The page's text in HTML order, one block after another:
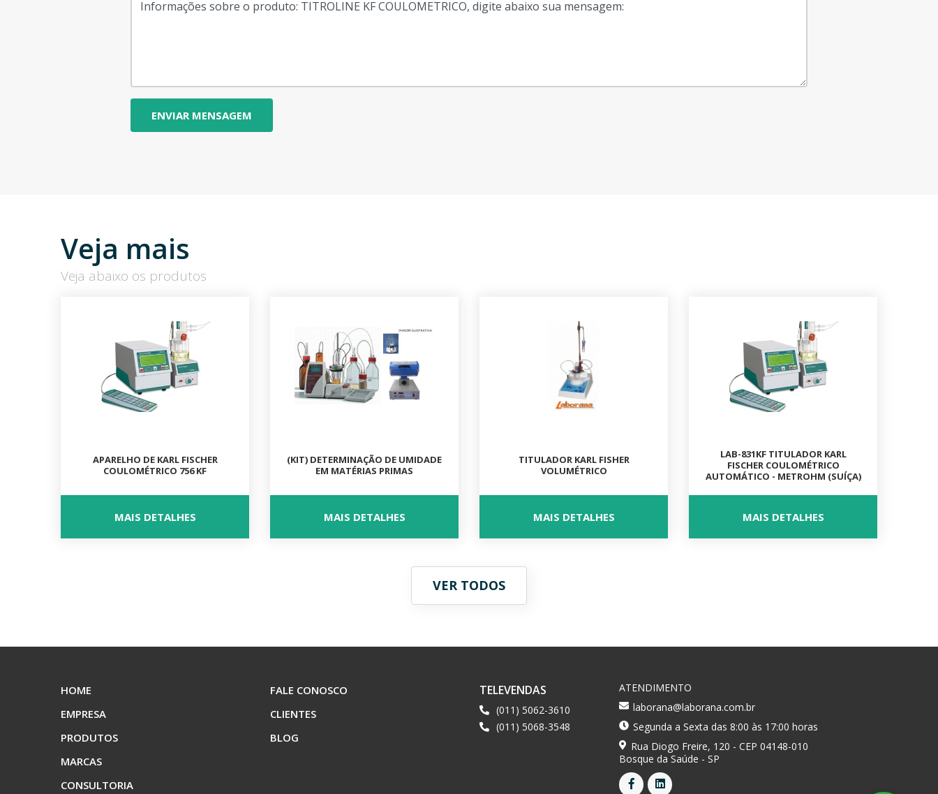
Veja mais
Veja abaixo os produtos
APARELHO DE KARL FISCHER
COULOMÉTRICO 756 KF
MAIS DETALHES
(KIT) DETERMINAÇÃO DE UMIDADE
EM MATÉRIAS PRIMAS
MAIS DETALHES
TITULADOR KARL FISHER
VOLUMÉTRICO
MAIS DETALHES
LAB-831KF TITULADOR KARL
FISCHER COULOMÉTRICO
AUTOMÁTICO - METROHM (SUÍÇA)
MAIS DETALHES
VER TODOS
HOME
EMPRESA
PRODUTOS
MARCAS
CONSULTORIA
FALE CONOSCO
CLIENTES
BLOG
TELEVENDAS
(011) 5062-3610
(011) 5068-3548
ATENDIMENTO
laborana@laborana.com.br
Segunda a Sexta das 8:00 às 17:00 horas
Rua Diogo Freire, 120 - CEP 04148-010
Bosque da Saúde - SP